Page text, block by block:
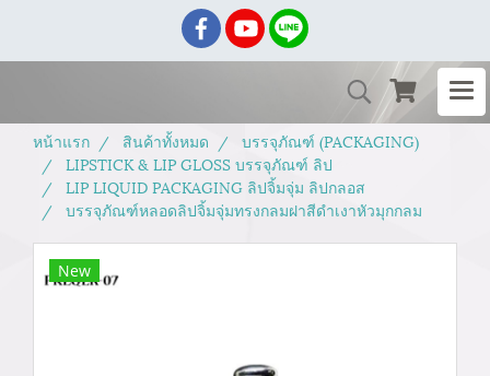
หน้าแรก สินค้าทั้งหมด
บรรจุภัณฑ์ (PACKAGING)
LIPSTICK & LIP GLOSS บรรจุภัณฑ์ ลิป
LIP LIQUID PACKAGING ลิปจิ้มจุ่ม ลิปกลอส
บรรจุภัณฑ์หลอดลิปจิ้มจุ่มทรงกลมฝาสีดำเงาหัวมุกกลม
New